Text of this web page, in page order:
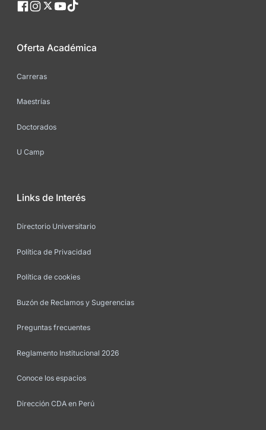
del Reino Unido), se rige bajo la norma ISO
International Network for Quality Assurance
Oferta Académica
Carreras
Maestrías
Doctorados
U Camp
Links de Interés
Directorio Universitario
Política de Privacidad
Política de cookies
Buzón de Reclamos y Sugerencias
Preguntas frecuentes
Reglamento Institucional 2026
Conoce los espacios
Dirección CDA en Perú